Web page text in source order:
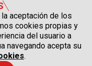
aceptación de los
cookies propias y
del usuario a
navegando acepta su
.